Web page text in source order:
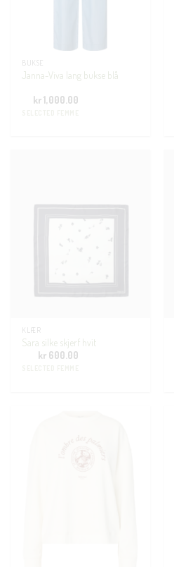
BUKSE
Janna-Viva lang bukse blå
kr1,000.00
KLÆR
Sara silke skjerf hvit
kr 600.00